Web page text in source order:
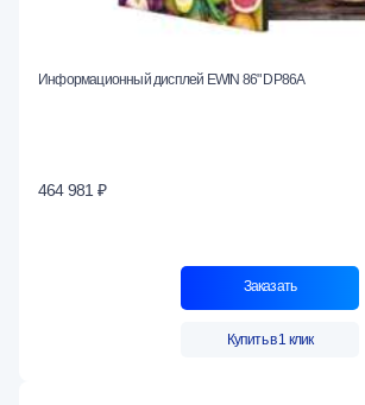
Информационный дисплей EWIN 86" DP86A
464 981 ₽
Заказать
Купить в 1 клик